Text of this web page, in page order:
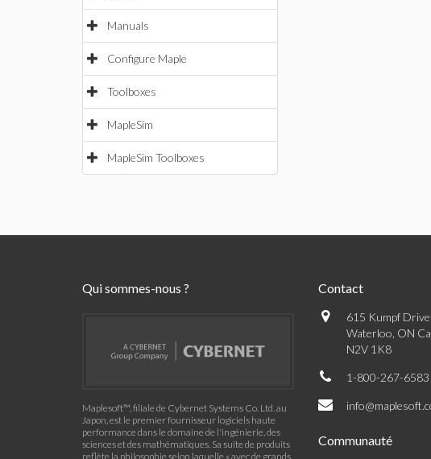
Manuals
Configure Maple
Toolboxes
MapleSim
MapleSim Toolboxes
Qui sommes-nous ?
Maplesoft™, filiale de Cybernet Systems Co. Ltd. au
Japon, est le premier fournisseur logiciels haute
performance dans le domaine de l'ingénierie, des
sciences et des mathématiques. Sa suite de produits
reflète la philosophie selon laquelle « avec de grands
Contact
615 Kumpf Drive
Waterloo, ON
N2V 1K8
1-800-267-6583
Communauté